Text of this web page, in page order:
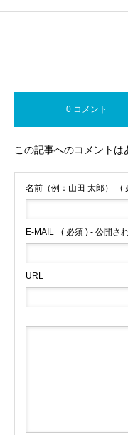
0 コメント
この記事へのコメントは
名前（例：山田 太郎） (
E-MAIL ( 必須 ) - 公開さ
URL